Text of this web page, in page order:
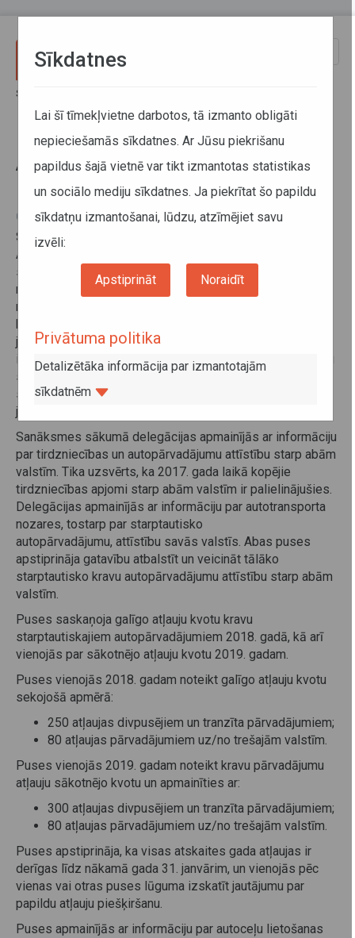
Sākums
Azerbaidžānas – Latvijas Kopējās
komisijas sanāksme
06. jūlijs 2018
Saskaņā ar 2001. gada 10. jūlijā parakstītā Latvijas–
Azerbaidžānas starpvaldību Nolīguma par
starptautiskajiem pārvadājumiem ar autotransportu
nosacījumiem 2018. gada 26. un 27. jūnijā Baku
norisinājās kārtējā Latvijas–Azerbaidžānas Kopējās
jautājumiem. Sanāksmē delegācijas apmainījās ar
informāciju par tirdzniecības un autopārvadājumu attīstību
starp abām valstīm, kompetentajām institūcijām,
starptautisko autopārvadājumu nodrošināšanas
jautājumiem, kā arī ceļu nodevu piemērošanu.
Sanāksmes sākumā delegācijas apmainījās ar informāciju
par tirdzniecības un autopārvadājumu attīstību starp abām
valstīm. Tika uzsvērts, ka 2017. gada laikā kopējie
tirdzniecības apjomi starp abām valstīm ir palielinājušies.
Delegācijas apmainījās ar informāciju par autotransporta
nozares, tostarp par starptautisko
autopārvadājumu, attīstību savās valstīs. Abas puses
apstiprināja gatavību atbalstīt un veicināt tālāko
starptautisko kravu autopārvadājumu attīstību starp abām
valstīm.
Puses saskaņoja galīgo atļauju kvotu kravu
starptautiskajiem autopārvadājumiem 2018. gadā, kā arī
vienojās par sākotnējo atļauju kvotu 2019. gadam.
Puses vienojās 2018. gadam noteikt galīgo atļauju kvotu
sekojošā apmērā:
250 atļaujas divpusējiem un tranzīta pārvadājumiem;
80 atļaujas pārvadājumiem uz/no trešajām valstīm.
Puses vienojās 2019. gadam noteikt kravu pārvadājumu
atļauju sākotnējo kvotu un apmainīties ar:
300 atļaujas divpusējiem un tranzīta pārvadājumiem;
80 atļaujas pārvadājumiem uz/no trešajām valstīm.
Puses apstiprināja, ka visas atskaites gada atļaujas ir
derīgas līdz nākamā gada 31. janvārim, un vienojās pēc
vienas vai otras puses lūguma izskatīt jautājumu par
papildu atļauju piešķiršanu.
Puses apmainījās ar informāciju par autoceļu lietošanas
Sīkdatnes
Lai šī tīmekļvietne darbotos, tā izmanto obligāti
nepieciešamās sīkdatnes. Ar Jūsu piekrišanu
papildus šajā vietnē var tikt izmantotas statistikas
un sociālo mediju sīkdatnes. Ja piekrītat šo papildu
sīkdatņu izmantošanai, lūdzu, atzīmējiet savu
izvēli:
Apstiprināt Noraidīt
Privātuma politika
Detalizētāka informācija par izmantotajām
sīkdatnēm